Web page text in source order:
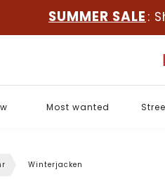
SUMMER SALE :
Most wanted
Winterjacken